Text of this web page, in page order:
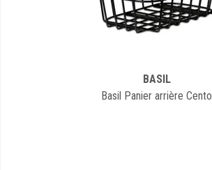
BASIL
Basil Panier arrière Cento